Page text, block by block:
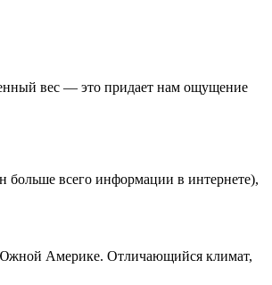
вес — это придает нам ощущение
больше всего информации в интернете),
Южной Америке. Отличающийся климат,